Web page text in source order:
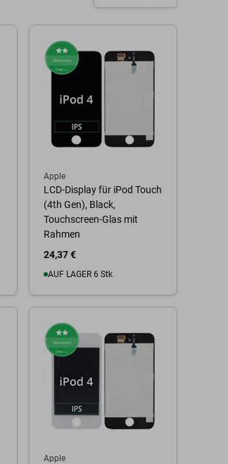
Apple
LCD-Display für iPod Touch
(4th Gen), Black,
Touchscreen-Glas mit
Rahmen
24,37 €
AUF LAGER 6 Stk
Apple